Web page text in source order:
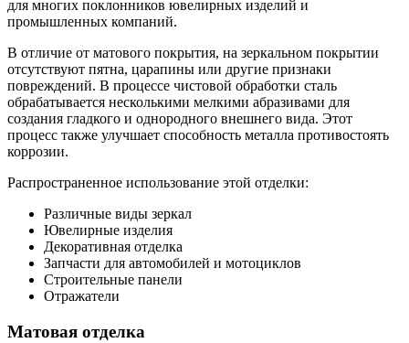
для многих поклонников ювелирных изделий и
промышленных компаний.
В отличие от матового покрытия, на зеркальном покрытии
отсутствуют пятна, царапины или другие признаки
повреждений. В процессе чистовой обработки сталь
обрабатывается несколькими мелкими абразивами для
создания гладкого и однородного внешнего вида. Этот
процесс также улучшает способность металла противостоять
коррозии.
Распространенное использование этой отделки:
Различные виды зеркал
Ювелирные изделия
Декоративная отделка
Запчасти для автомобилей и мотоциклов
Строительные панели
Отражатели
Матовая отделка